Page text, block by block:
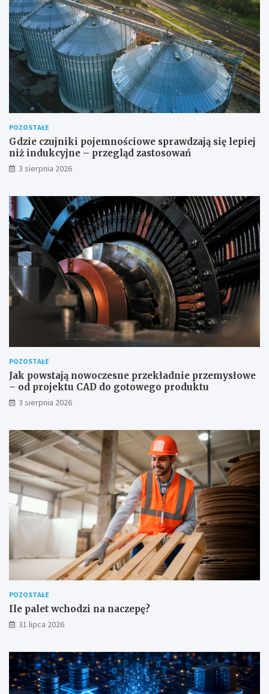
POZOSTAŁE
Gdzie czujniki pojemnościowe sprawdzają się lepiej
niż indukcyjne – przegląd zastosowań
3 sierpnia 2026
POZOSTAŁE
Jak powstają nowoczesne przekładnie przemysłowe
– od projektu CAD do gotowego produktu
3 sierpnia 2026
POZOSTAŁE
Ile palet wchodzi na naczepę?
31 lipca 2026